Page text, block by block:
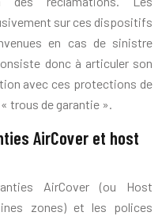
sur ces dispositifs
en cas de sinistre
donc à articuler son
avec ces protections de
trous de garantie ».
AirCover et host
AirCover (ou Host
zones) et les polices